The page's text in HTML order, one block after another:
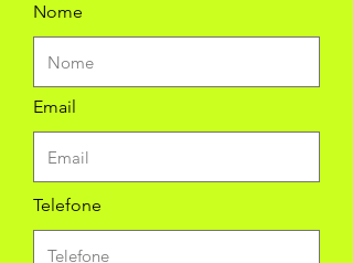
Nome
Email
Telefone